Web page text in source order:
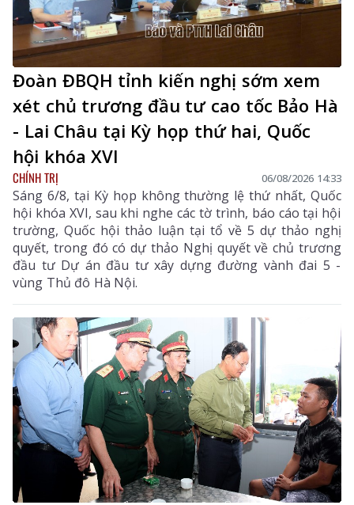
Đoàn ĐBQH tỉnh kiến nghị sớm xem
xét chủ trương đầu tư cao tốc Bảo Hà
- Lai Châu tại Kỳ họp thứ hai, Quốc
hội khóa XVI
CHÍNH TRỊ 06/08/2026 14:33
Sáng 6/8, tại Kỳ họp không thường lệ thứ nhất, Quốc
hội khóa XVI, sau khi nghe các tờ trình, báo cáo tại hội
trường, Quốc hội thảo luận tại tổ về 5 dự thảo nghị
quyết, trong đó có dự thảo Nghị quyết về chủ trương
đầu tư Dự án đầu tư xây dựng đường vành đai 5 -
vùng Thủ đô Hà Nội.